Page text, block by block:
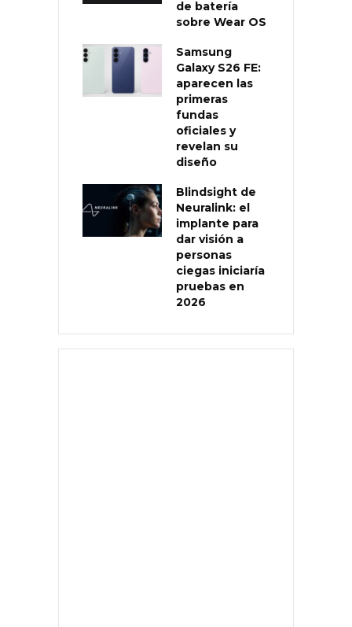
de batería
sobre Wear OS
Samsung
Galaxy S26 FE:
aparecen las
primeras
fundas
oficiales y
revelan su
diseño
Blindsight de
Neuralink: el
implante para
dar visión a
personas
ciegas iniciaría
pruebas en
2026